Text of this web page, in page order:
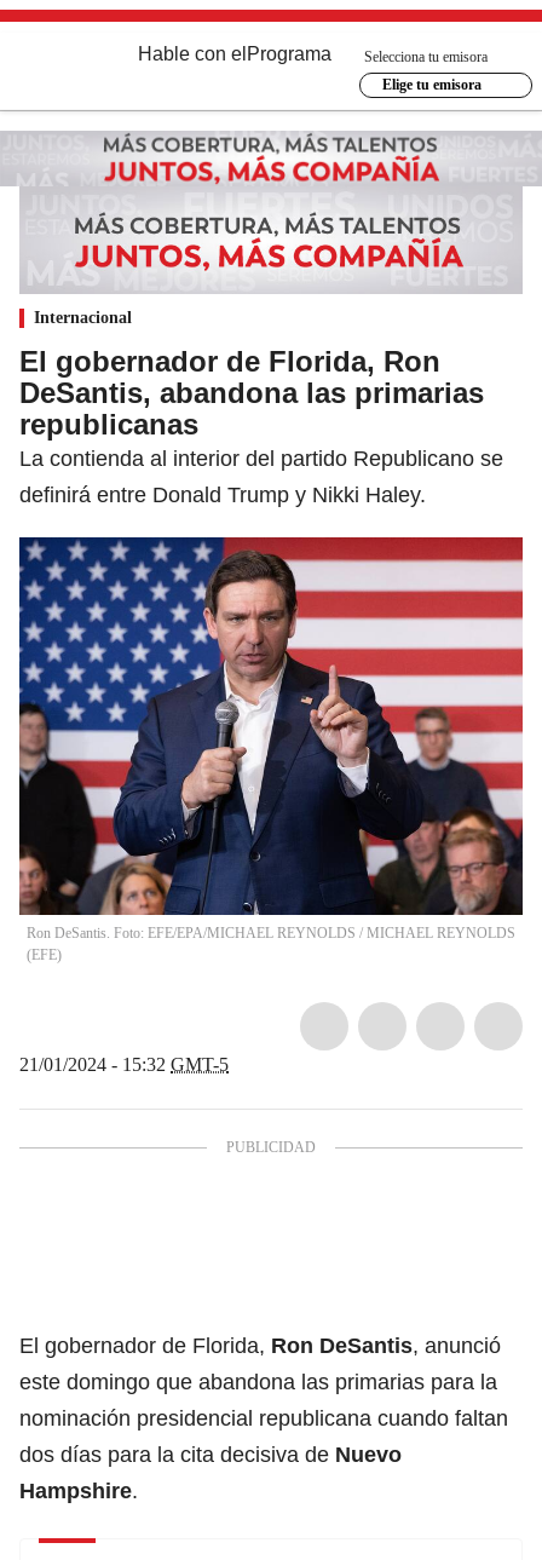
Hable con el Programa
Selecciona tu emisora
Elige tu emisora
Internacional
El gobernador de Florida, Ron
DeSantis, abandona las primarias
republicanas
La contienda al interior del partido Republicano se
definirá entre Donald Trump y Nikki Haley.
Ron DeSantis. Foto: EFE/EPA/MICHAEL REYNOLDS / MICHAEL REYNOLDS
(EFE)
21/01/2024 - 15:32 GMT-5
El gobernador de Florida, Ron DeSantis, anunció
este domingo que abandona las primarias para la
nominación presidencial republicana cuando faltan
dos días para la cita decisiva de Nuevo
Hampshire.